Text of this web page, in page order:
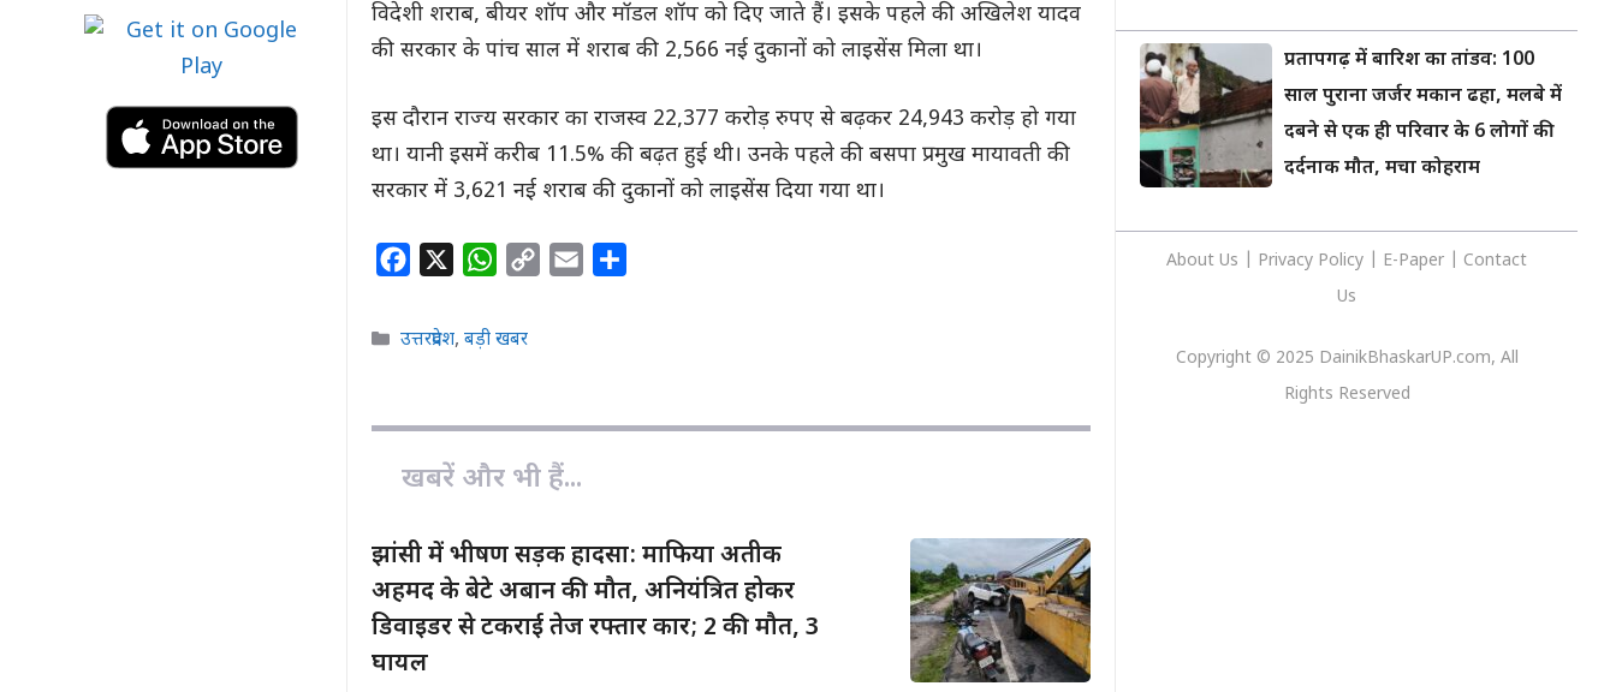
विदेशी शराब, बीयर शॉप और मॉडल शॉप को दिए जाते हैं। इसके पहले की अखिलेश यादव
की सरकार के पांच साल में शराब की 2,566 नई दुकानों को लाइसेंस मिला था।
इस दौरान राज्य सरकार का राजस्व 22,377 करोड़ रुपए से बढ़कर 24,943 करोड़ हो गया
था। यानी इसमें करीब 11.5% की बढ़त हुई थी। उनके पहले की बसपा प्रमुख मायावती की
सरकार में 3,621 नई शराब की दुकानों को लाइसेंस दिया गया था।
o
k
W
A
p
i
Categories
उत्तरप्रदेश,बड़ी खबर
खबरें और भी हैं...
झांसी में भीषण सड़क हादसा: माफिया अतीक
अहमद के बेटे अबान की मौत, अनियंत्रित होकर
डिवाइडर से टकराई तेज रफ्तार कार; 2 की मौत, 3
घायल
प्रतापगढ़ में बारिश का तांडव: 100
साल पुराना जर्जर मकान ढहा, मलबे में
दबने से एक ही परिवार के 6 लोगों की
दर्दनाक मौत, मचा कोहराम
About Us Privacy Policy E-Paper
Contact
Us
Copyright © 2025 DainikBhaskarUP.com, All
Rights Reserved